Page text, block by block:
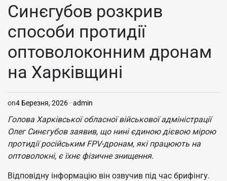
Синєгубов розкрив
способи протидії
оптоволоконним дронам
на Харківщині
on4 Березня, 2026 admin
Голова Харківської обласної військової адміністрації
Олег Синєгубов заявив, що нині єдиною дієвою мірою
протидії російським FPV-дронам, які працюють на
оптоволокні, є їхнє фізичне знищення.
Відповідну інформацію він озвучив під час брифінгу.